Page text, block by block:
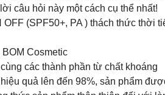
câu hỏi này một cách cụ thể nhất!
(SPF50+, PA ) thách thức thời
Cosmetic
các thành phần từ chất khoáng
quả lên đến 98%, sản phẩm